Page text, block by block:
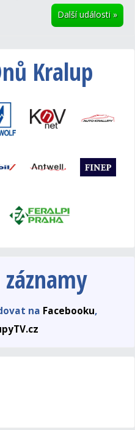
Další události »
Kralup
na Facebooku,